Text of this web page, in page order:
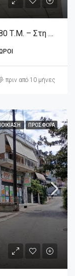
Ενοικίαση Επαγγελματικού Χώρου 380 Τ.μ. – Στη Λιβαδειά
πριν από 10 μήνες
ΠΡΟΣΦΟΡΆ